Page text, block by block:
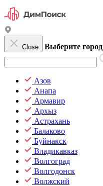
Close Выберите город
Азов
Анапа
Армавир
Архыз
Астрахань
Балаково
Буйнакск
Владикавказ
Волгоград
Волгодонск
Волжский